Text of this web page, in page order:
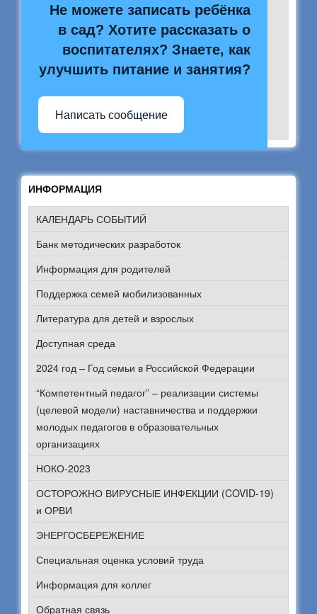
Не можете записать ребёнка
в сад? Хотите рассказать о
воспитателях? Знаете, как
улучшить питание и занятия?
Написать сообщение
ИНФОРМАЦИЯ
КАЛЕНДАРЬ СОБЫТИЙ
Банк методических разработок
Информация для родителей
Поддержка семей мобилизованных
Литература для детей и взрослых
Доступная среда
2024 год – Год семьи в Российской Федерации
“Компетентный педагог” – реализации системы
(целевой модели) наставничества и поддержки
молодых педагогов в образовательных
организациях
НОКО-2023
ОСТОРОЖНО ВИРУСНЫЕ ИНФЕКЦИИ (COVID-19)
и ОРВИ
ЭНЕРГОСБЕРЕЖЕНИЕ
Специальная оценка условий труда
Информация для коллег
Обратная связь